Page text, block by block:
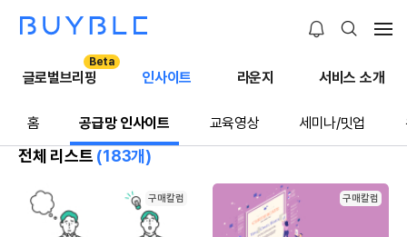
글로벌브리핑
Beta
인사이트 라운지 서비스 소개
홈 공급망 인사이트 교육영상 세미나/밋업
전체 리스트 (183개)
구매칼럼 구매칼럼